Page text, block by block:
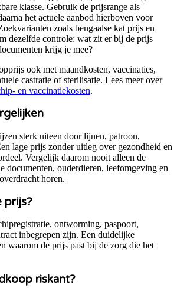
klasse. Gebruik de prijsrange als
het actuele aanbod hierboven voor
zoals bengaalse kat prijs en
dezelfde controle: wat zit er bij de prijs
krijg je mee?
ook met maandkosten, vaccinaties,
castratie of sterilisatie. Lees meer over
en vaccinatiekosten.
sterk uiteen door lijnen, patroon,
lage prijs zonder uitleg over gezondheid en
Vergelijk daarom nooit alleen de
documenten, ouderdieren, leefomgeving en
horen.
prijs?
ontworming, paspoort,
inbegrepen zijn. Een duidelijke
waarom de prijs past bij de zorg die het
riskant?